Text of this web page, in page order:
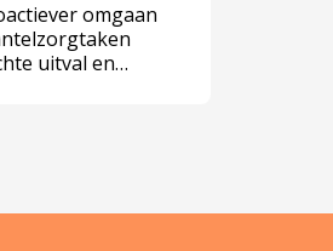
omgaan
uitval en
‘Op zoek